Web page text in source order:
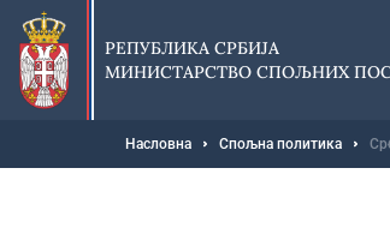
Прескочи
главни
део
садржаја
РЕПУБЛИКА СРБИЈА
МИНИСТАРСТВО СПОЉНИХ
Мрвице
Насловна Спољна политика